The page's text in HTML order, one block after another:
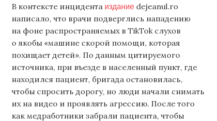
В контексте инцидента издание dejeanul.ro
написало, что врачи подверглись нападению
на фоне распространяемых в TikTok слухов
о якобы «машине скорой помощи, которая
похищает детей». По данным цитируемого
источника, при въезде в населенный пункт, где
находился пациент, бригада остановилась,
чтобы спросить дорогу, но люди начали снимать
их на видео и проявлять агрессию. После того
как медработники забрали пациента, чтобы